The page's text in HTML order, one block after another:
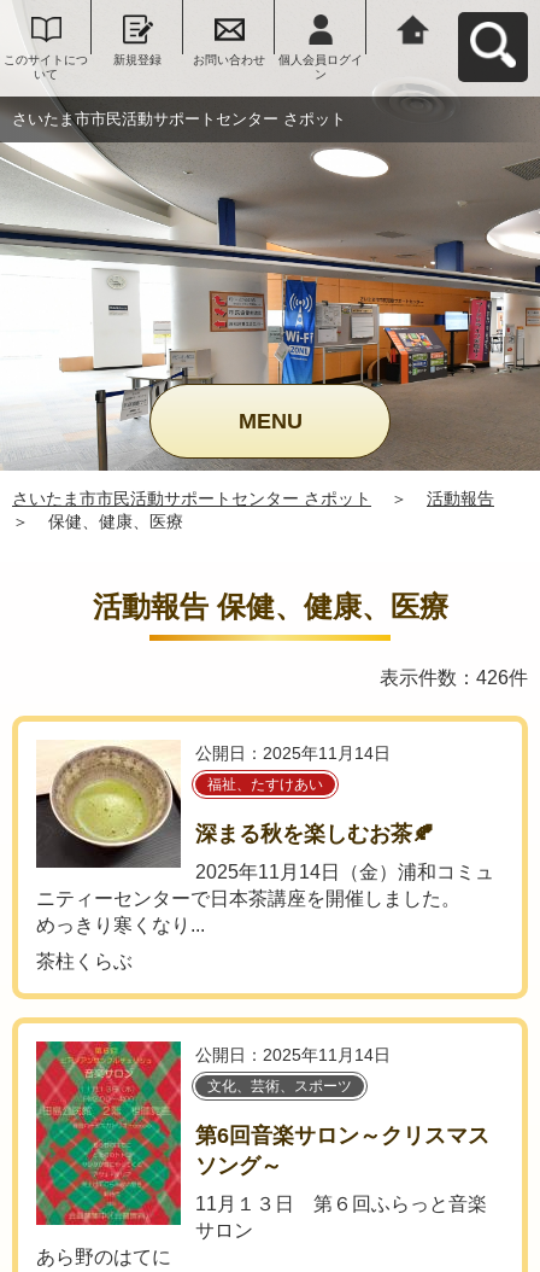
このサイトにつ
いて
新規登録 お問い合わせ
個人会員ログイ
ン
ンター さポット
へ戻る
さいたま市市民活動サポートセンター さポット
MENU
さいたま市市民活動サポートセンター さポット ＞
活動報告
＞
保健、健康、医療
活動報告 保健、健康、医療
表示件数：426件
公開日：2025年11月14日
福祉、たすけあい
深まる秋を楽しむお茶🍂
2025年11月14日（金）浦和コミュ
ニティーセンターで日本茶講座を開催しました。
めっきり寒くなり...
茶柱くらぶ
公開日：2025年11月14日
文化、芸術、スポーツ
第6回音楽サロン～クリスマス
ソング～
11月１３日 第６回ふらっと音楽
サロン
あら野のはてに